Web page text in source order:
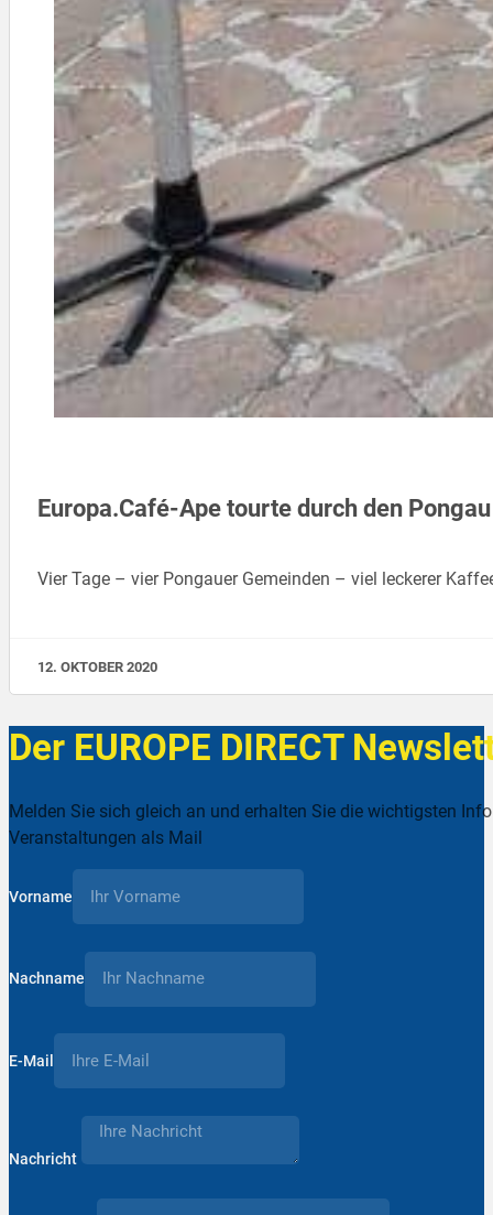
Europa.Café-Ape tourte durch den Pongau
Vier Tage – vier Pongauer Gemeinden – viel leckerer
12. OKTOBER 2020
Der EUROPE DIRECT
Melden Sie sich gleich an und erhalten Sie die wichtigsten
Veranstaltungen als Mail
Vorname
Nachname
E-Mail
Nachricht